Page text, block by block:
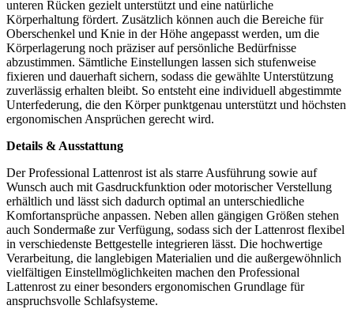
unteren Rücken gezielt unterstützt und eine natürliche
Körperhaltung fördert. Zusätzlich können auch die Bereiche für
Oberschenkel und Knie in der Höhe angepasst werden, um die
Körperlagerung noch präziser auf persönliche Bedürfnisse
abzustimmen. Sämtliche Einstellungen lassen sich stufenweise
fixieren und dauerhaft sichern, sodass die gewählte Unterstützung
zuverlässig erhalten bleibt. So entsteht eine individuell abgestimmte
Unterfederung, die den Körper punktgenau unterstützt und höchsten
ergonomischen Ansprüchen gerecht wird.
Details & Ausstattung
Der Professional Lattenrost ist als starre Ausführung sowie auf
Wunsch auch mit Gasdruckfunktion oder motorischer Verstellung
erhältlich und lässt sich dadurch optimal an unterschiedliche
Komfortansprüche anpassen. Neben allen gängigen Größen stehen
auch Sondermaße zur Verfügung, sodass sich der Lattenrost flexibel
in verschiedenste Bettgestelle integrieren lässt. Die hochwertige
Verarbeitung, die langlebigen Materialien und die außergewöhnlich
vielfältigen Einstellmöglichkeiten machen den Professional
Lattenrost zu einer besonders ergonomischen Grundlage für
anspruchsvolle Schlafsysteme.